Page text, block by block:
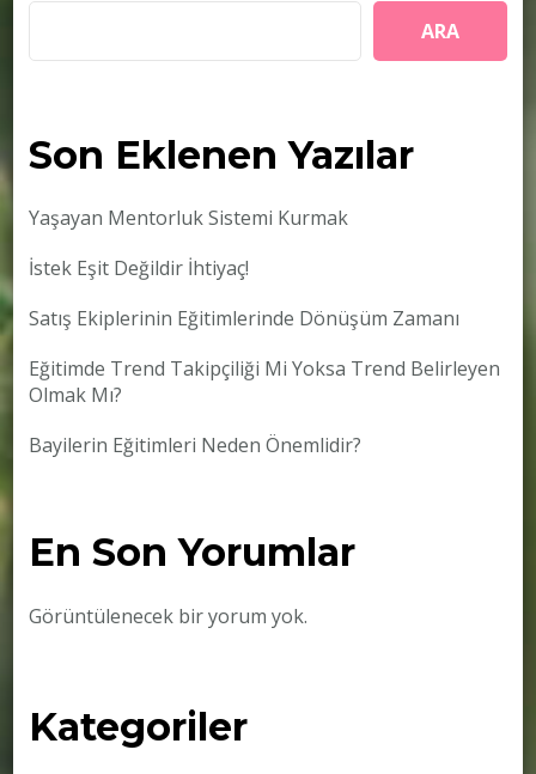
ARA
Son Eklenen Yazılar
Yaşayan Mentorluk Sistemi Kurmak
İstek Eşit Değildir İhtiyaç!
Satış Ekiplerinin Eğitimlerinde Dönüşüm Zamanı
Eğitimde Trend Takipçiliği Mi Yoksa Trend Belirleyen
Olmak Mı?
Bayilerin Eğitimleri Neden Önemlidir?
En Son Yorumlar
Görüntülenecek bir yorum yok.
Kategoriler